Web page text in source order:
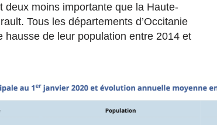
deux moins importante que la Haute-
Tous les départements d’Occitanie
hausse de leur population entre 2014 et